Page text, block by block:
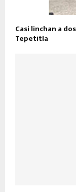
Casi linchan a
Tepetitla